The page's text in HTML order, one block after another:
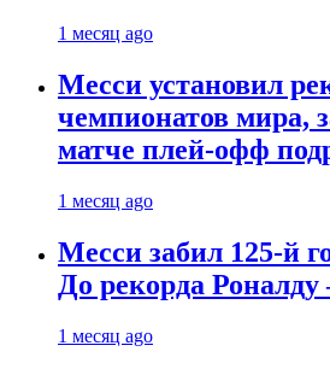
1 месяц ago
Месси установил
чемпионатов мира,
матче плей‑офф
1 месяц ago
Месси забил 125-й
До рекорда Роналду
1 месяц ago